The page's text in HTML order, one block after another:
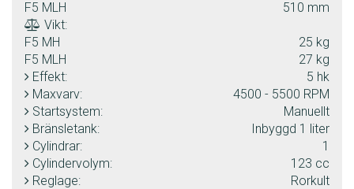
F5 MLH
510 mm
Vikt:
F5 MH
25 kg
F5 MLH
27 kg
Effekt:
5 hk
Maxvarv:
4500 - 5500 RPM
Startsystem:
Manuellt
Bränsletank:
Inbyggd 1 liter
Cylindrar:
1
Cylindervolym:
123 cc
Reglage:
Rorkult